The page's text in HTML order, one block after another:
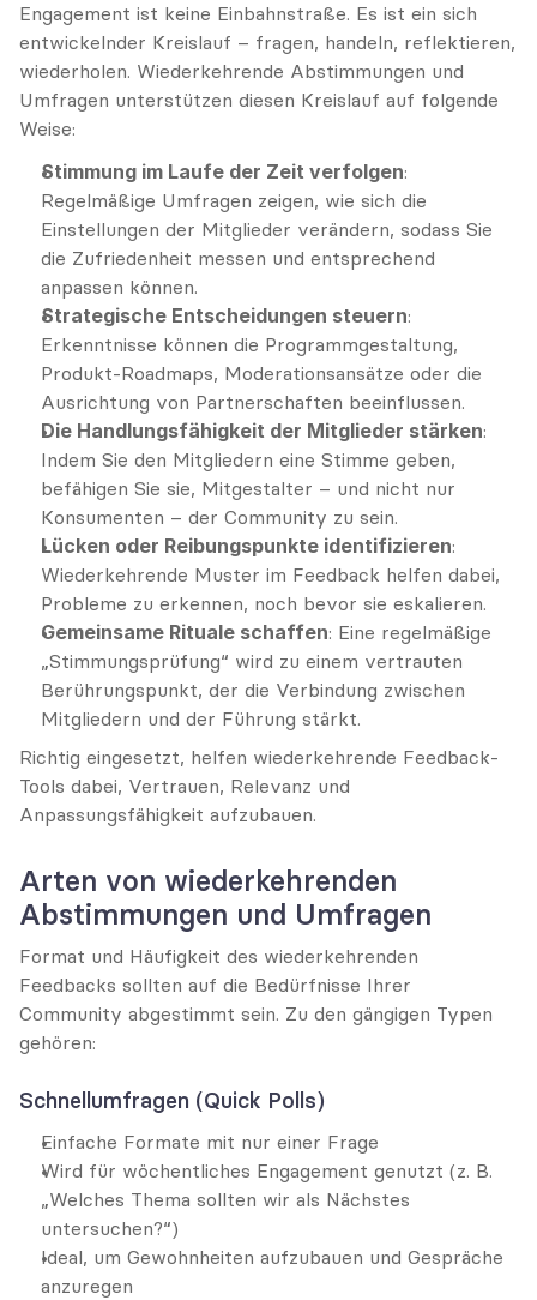
Engagement ist keine Einbahnstraße. Es ist ein sich
entwickelnder Kreislauf – fragen, handeln, reflektieren,
wiederholen. Wiederkehrende Abstimmungen und
Umfragen unterstützen diesen Kreislauf auf folgende
Weise:
Stimmung im Laufe der Zeit verfolgen:
Regelmäßige Umfragen zeigen, wie sich die
Einstellungen der Mitglieder verändern, sodass Sie
die Zufriedenheit messen und entsprechend
anpassen können.
Strategische Entscheidungen steuern:
Erkenntnisse können die Programmgestaltung,
Produkt-Roadmaps, Moderationsansätze oder die
Ausrichtung von Partnerschaften beeinflussen.
Die Handlungsfähigkeit der Mitglieder stärken:
Indem Sie den Mitgliedern eine Stimme geben,
befähigen Sie sie, Mitgestalter – und nicht nur
Konsumenten – der Community zu sein.
Lücken oder Reibungspunkte identifizieren:
Wiederkehrende Muster im Feedback helfen dabei,
Probleme zu erkennen, noch bevor sie eskalieren.
Gemeinsame Rituale schaffen: Eine regelmäßige
„Stimmungsprüfung“ wird zu einem vertrauten
Berührungspunkt, der die Verbindung zwischen
Mitgliedern und der Führung stärkt.
Richtig eingesetzt, helfen wiederkehrende Feedback-
Tools dabei, Vertrauen, Relevanz und
Anpassungsfähigkeit aufzubauen.
Arten von wiederkehrenden
Abstimmungen und Umfragen
Format und Häufigkeit des wiederkehrenden
Feedbacks sollten auf die Bedürfnisse Ihrer
Community abgestimmt sein. Zu den gängigen Typen
gehören:
Schnellumfragen (Quick Polls)
Einfache Formate mit nur einer Frage
Wird für wöchentliches Engagement genutzt (z. B.
„Welches Thema sollten wir als Nächstes
untersuchen?“)
Ideal, um Gewohnheiten aufzubauen und Gespräche
anzuregen